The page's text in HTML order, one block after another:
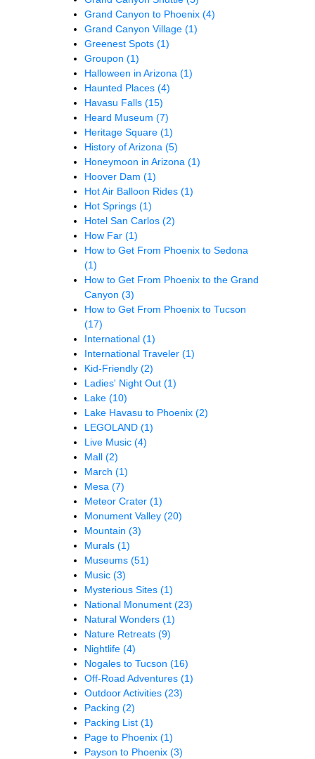
Grand Canyon to Phoenix (4)
Grand Canyon Village (1)
Greenest Spots (1)
Groupon (1)
Halloween in Arizona (1)
Haunted Places (4)
Havasu Falls (15)
Heard Museum (7)
Heritage Square (1)
History of Arizona (5)
Honeymoon in Arizona (1)
Hoover Dam (1)
Hot Air Balloon Rides (1)
Hot Springs (1)
Hotel San Carlos (2)
How Far (1)
How to Get From Phoenix to Sedona
(1)
How to Get From Phoenix to the Grand
Canyon (3)
How to Get From Phoenix to Tucson
(17)
International (1)
International Traveler (1)
Kid-Friendly (2)
Ladies' Night Out (1)
Lake (10)
Lake Havasu to Phoenix (2)
LEGOLAND (1)
Live Music (4)
Mall (2)
March (1)
Mesa (7)
Meteor Crater (1)
Monument Valley (20)
Mountain (3)
Murals (1)
Museums (51)
Music (3)
Mysterious Sites (1)
National Monument (23)
Natural Wonders (1)
Nature Retreats (9)
Nightlife (4)
Nogales to Tucson (16)
Off-Road Adventures (1)
Outdoor Activities (23)
Packing (2)
Packing List (1)
Page to Phoenix (1)
Payson to Phoenix (3)